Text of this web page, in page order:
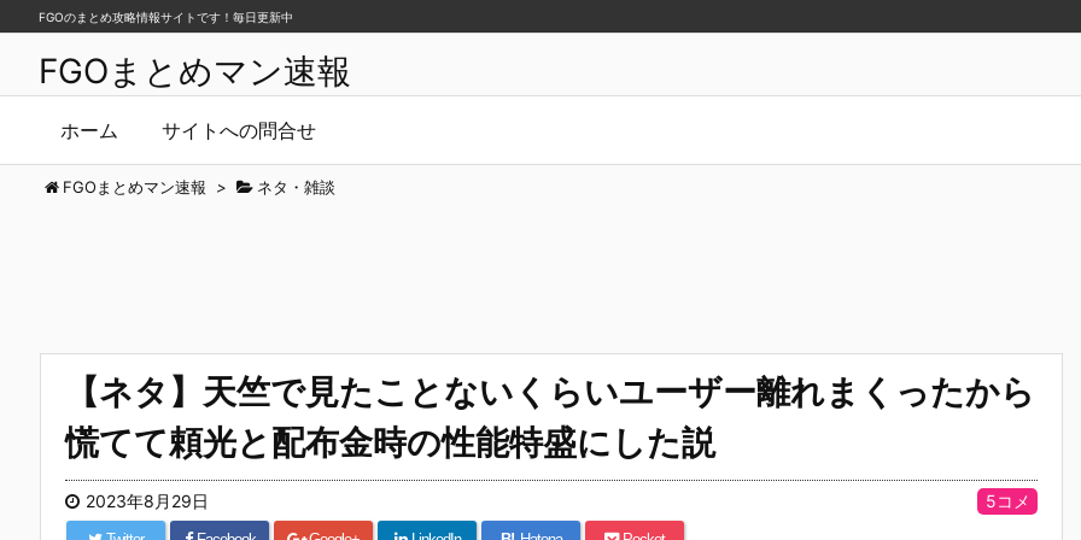
FGOまとめマン速報
ホーム サイトへの問合せ
FGOのまとめ攻略情報サイトです！毎日更新中
FGOまとめマン速報 > ネタ・雑談
【ネタ】天竺で見たことないくらいユーザー離れまくったから
慌てて頼光と配布金時の性能特盛にした説
2023年8月29日 5コメ